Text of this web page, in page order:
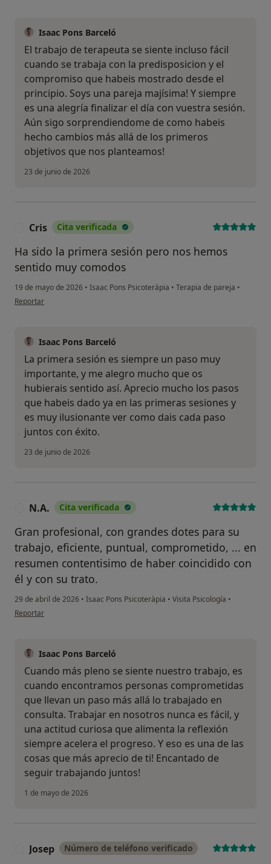
Isaac Pons Barceló
El trabajo de terapeuta se siente incluso fácil
cuando se trabaja con la predisposicion y el
compromiso que habeis mostrado desde el
principio. Soys una pareja majísima! Y siempre
es una alegría finalizar el día con vuestra sesión.
Aún sigo sorprendiendome de como habeis
hecho cambios más allá de los primeros
objetivos que nos planteamos!
23 de junio de 2026
Cris Cita verificada
Ha sido la primera sesión pero nos hemos
sentido muy comodos
19 de mayo de 2026 • Isaac Pons Psicoteràpia • Terapia de pareja •
en opinión del usuario Cris
Reportar
Isaac Pons Barceló
La primera sesión es siempre un paso muy
importante, y me alegro mucho que os
hubierais sentido así. Aprecio mucho los pasos
que habeis dado ya en las primeras sesiones y
es muy ilusionante ver como dais cada paso
juntos con éxito.
23 de junio de 2026
N.A. Cita verificada
Gran profesional, con grandes dotes para su
trabajo, eficiente, puntual, comprometido, ... en
resumen contentisimo de haber coincidido con
él y con su trato.
29 de abril de 2026 • Isaac Pons Psicoteràpia • Visita Psicología •
en opinión del usuario N.A.
Reportar
Isaac Pons Barceló
Cuando más pleno se siente nuestro trabajo, es
cuando encontramos personas comprometidas
que llevan un paso más allá lo trabajado en
consulta. Trabajar en nosotros nunca es fácil, y
una actitud curiosa que alimenta la reflexión
siempre acelera el progreso. Y eso es una de las
cosas que más aprecio de ti! Encantado de
seguir trabajando juntos!
1 de mayo de 2026
Josep Número de teléfono verificado